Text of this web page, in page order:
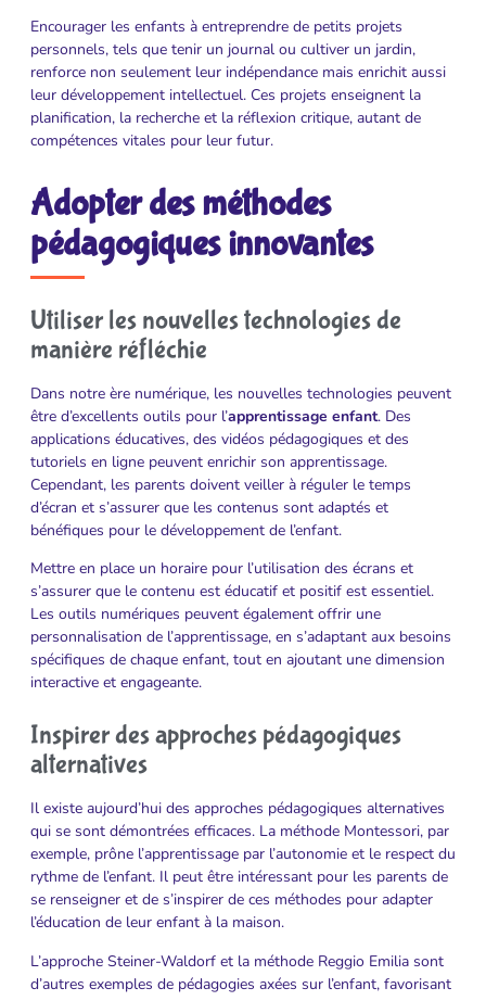
Encourager les enfants à entreprendre de petits projets
personnels, tels que tenir un journal ou cultiver un jardin,
renforce non seulement leur indépendance mais enrichit aussi
leur développement intellectuel. Ces projets enseignent la
planification, la recherche et la réflexion critique, autant de
compétences vitales pour leur futur.
Adopter des méthodes
pédagogiques innovantes
Utiliser les nouvelles technologies de
manière réfléchie
Dans notre ère numérique, les nouvelles technologies peuvent
être d’excellents outils pour l’apprentissage enfant. Des
applications éducatives, des vidéos pédagogiques et des
tutoriels en ligne peuvent enrichir son apprentissage.
Cependant, les parents doivent veiller à réguler le temps
d’écran et s’assurer que les contenus sont adaptés et
bénéfiques pour le développement de l’enfant.
Mettre en place un horaire pour l’utilisation des écrans et
s’assurer que le contenu est éducatif et positif est essentiel.
Les outils numériques peuvent également offrir une
personnalisation de l’apprentissage, en s’adaptant aux besoins
spécifiques de chaque enfant, tout en ajoutant une dimension
interactive et engageante.
Inspirer des approches pédagogiques
alternatives
Il existe aujourd’hui des approches pédagogiques alternatives
qui se sont démontrées efficaces. La méthode Montessori, par
exemple, prône l’apprentissage par l’autonomie et le respect du
rythme de l’enfant. Il peut être intéressant pour les parents de
se renseigner et de s’inspirer de ces méthodes pour adapter
l’éducation de leur enfant à la maison.
L’approche Steiner-Waldorf et la méthode Reggio Emilia sont
d’autres exemples de pédagogies axées sur l’enfant, favorisant